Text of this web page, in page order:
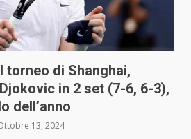
torneo di Shanghai,
in 2 set (7-6, 6-3),
dell’anno
13, 2024